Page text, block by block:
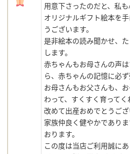
用意下さったのだと、私も
オリジナルギフト絵本を
うございます。
是非絵本の読み聞かせ、
します。
赤ちゃんもお母さんの声
ら、赤ちゃんの記憶に必ず
お母さんもお父さんも、
わって、すくすく育って
改めて出産おめでとうござ
家族仲良く健やかであり
おります。
この度は当店ご利用誠にあ